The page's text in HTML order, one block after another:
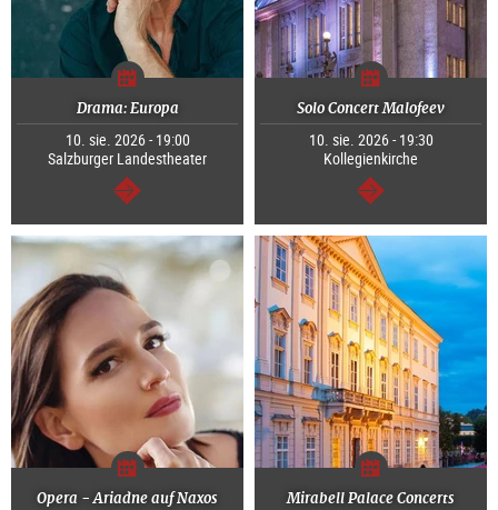
Drama: Europa
10. sie. 2026 - 19:00
Salzburger Landestheater
dalej
Solo Concert Malofeev
10. sie. 2026 - 19:30
Kollegienkirche
dalej
Opera - Ariadne auf Naxos Mirabell Palace Concerts